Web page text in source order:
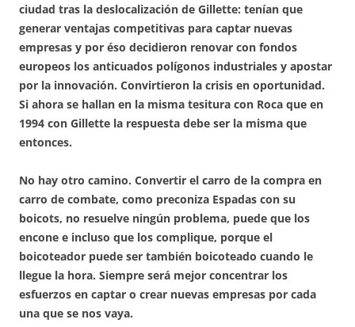
ciudad tras la deslocalización de Gillette: tenían que
generar ventajas competitivas para captar nuevas
empresas y por éso decidieron renovar con fondos
europeos los anticuados polígonos industriales y apostar
por la innovación. Convirtieron la crisis en oportunidad.
Si ahora se hallan en la misma tesitura con Roca que en
1994 con Gillette la respuesta debe ser la misma que
entonces.
No hay otro camino. Convertir el carro de la compra en
carro de combate, como preconiza Espadas con su
boicots, no resuelve ningún problema, puede que los
encone e incluso que los complique, porque el
boicoteador puede ser también boicoteado cuando le
llegue la hora. Siempre será mejor concentrar los
esfuerzos en captar o crear nuevas empresas por cada
una que se nos vaya.